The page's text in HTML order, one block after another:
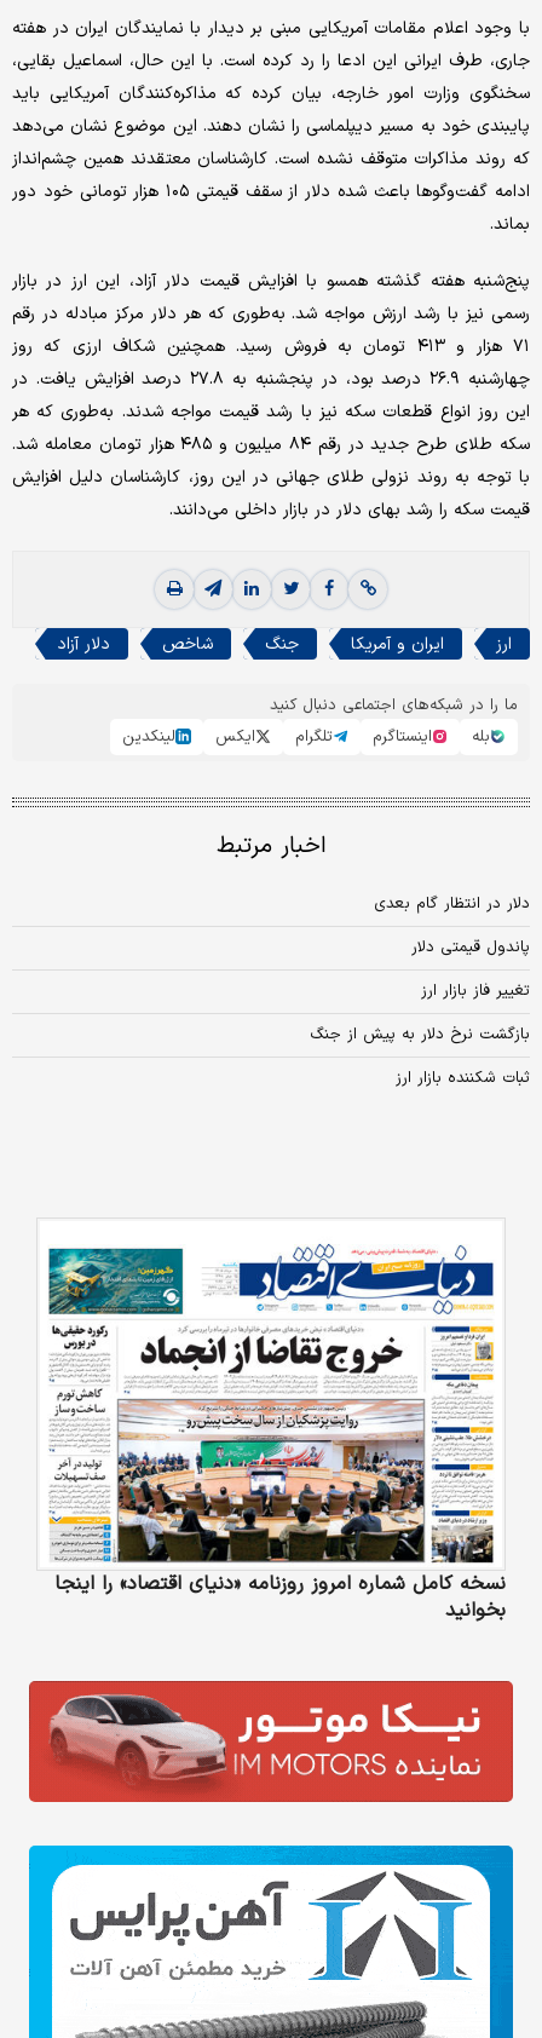
با وجود اعلام مقامات آمریکایی مبنی بر دیدار با نمایندگان ایران در هفته
جاری، طرف ایرانی این ادعا را رد کرده است. با این حال، اسماعیل بقایی،
سخنگوی وزارت امور خارجه، بیان کرده که مذاکره‌‌‌کنندگان آمریکایی باید
پایبندی خود به مسیر دیپلماسی را نشان دهند. این موضوع نشان می‌دهد
که روند مذاکرات متوقف نشده است. کارشناسان معتقدند همین چشم‌‌‌انداز
ادامه گفت‌وگوها باعث شده دلار از سقف قیمتی ۱۰۵ هزار تومانی خود دور
بماند.
پنج‌شنبه هفته گذشته همسو با افزایش قیمت دلار آزاد، این ارز در بازار
رسمی نیز با رشد ارزش مواجه شد. به‌طوری که هر دلار مرکز مبادله در رقم
۷۱ هزار و ۴۱۳ تومان به فروش رسید. همچنین شکاف ارزی که روز
چهارشنبه ۲۶.۹ درصد بود، در پنجشنبه به ۲۷.۸ درصد افزایش یافت. در
این روز انواع قطعات سکه نیز با رشد قیمت مواجه شدند. به‌طوری که هر
سکه طلای طرح جدید در رقم ۸۴ میلیون و ۴۸۵ هزار تومان معامله شد.
با توجه به روند نزولی طلای جهانی در این روز، کارشناسان دلیل افزایش
قیمت سکه را رشد بهای دلار در بازار داخلی می‌‌‌دانند.
ارز ایران و آمریکا جنگ شاخص دلار آزاد
ما را در شبکه‌های اجتماعی دنبال کنید
بله
اینستاگرم تلگرام ایکس لینکدین
اخبار مرتبط
دلار در انتظار گام بعدی
پاندول قیمتی دلار
تغییر فاز بازار ارز
بازگشت نرخ دلار به پیش از جنگ
ثبات شکننده بازار ارز
نسخه کامل شماره امروز روزنامه «دنیای‌ اقتصاد» را اینجا
بخوانید